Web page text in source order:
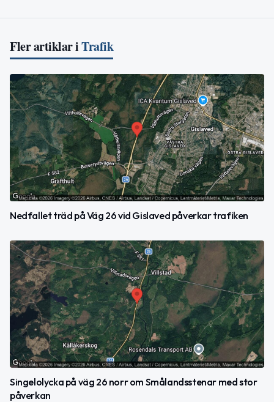
Fler artiklar iTrafik
Nedfallet träd på Väg 26 vid Gislaved påverkar trafiken
Singelolycka på väg 26 norr om Smålandsstenar med stor
påverkan